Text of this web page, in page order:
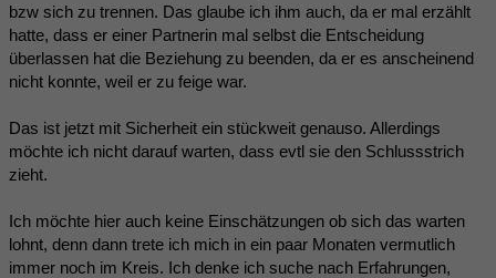
bzw sich zu trennen. Das glaube ich ihm auch, da er mal erzählt
hatte, dass er einer Partnerin mal selbst die Entscheidung
überlassen hat die Beziehung zu beenden, da er es anscheinend
nicht konnte, weil er zu feige war.
Das ist jetzt mit Sicherheit ein stückweit genauso. Allerdings
möchte ich nicht darauf warten, dass evtl sie den Schlussstrich
zieht.
Ich möchte hier auch keine Einschätzungen ob sich das warten
lohnt, denn dann trete ich mich in ein paar Monaten vermutlich
immer noch im Kreis. Ich denke ich suche nach Erfahrungen,